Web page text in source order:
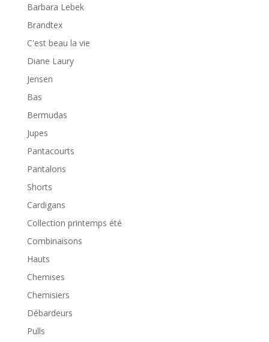
Barbara Lebek
Brandtex
C'est beau la vie
Diane Laury
Jensen
Bas
Bermudas
Jupes
Pantacourts
Pantalons
Shorts
Cardigans
Collection printemps été
Combinaisons
Hauts
Chemises
Chemisiers
Débardeurs
Pulls